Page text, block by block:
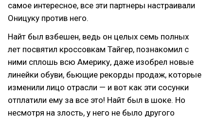
самое интересное, все эти партнеры настраивали
Оницуку против него.
Найт был взбешен, ведь он целых семь полных
лет посвятил кроссовкам Тайгер, познакомил с
ними сплошь всю Америку, даже изобрел новые
линейки обуви, бьющие рекорды продаж, которые
изменили лицо отрасли — и вот как эти сосунки
отплатили ему за все это! Найт был в шоке. Но
несмотря на злость, у него не было другого